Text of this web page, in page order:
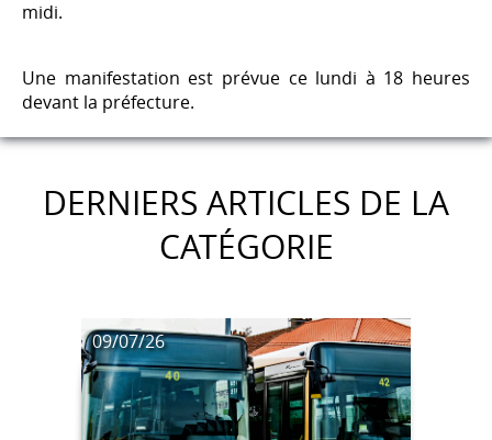
midi.
Une manifestation est prévue ce lundi à 18 heures
devant la préfecture.
DERNIERS ARTICLES DE LA
CATÉGORIE
09/07/26